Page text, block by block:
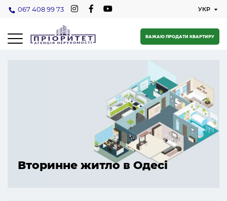
067 408 99 73
БАЖАЮ ПРОДАТИ КВАРТИРУ
Вторинне житло в Одесі